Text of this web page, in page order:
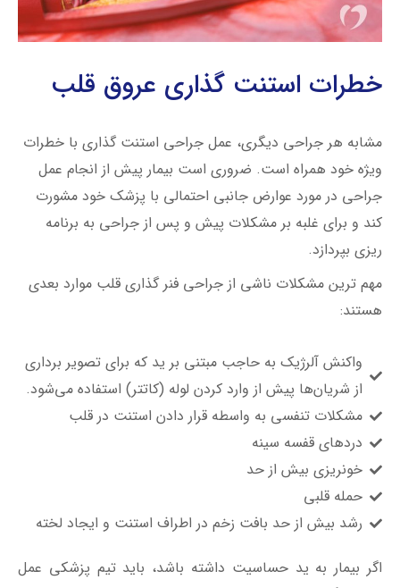
ویژه خود همراه است. ضروری است بیمار پیش از انجام عمل
جراحی در مورد عوارض جانبی احتمالی با پزشک خود مشورت
کند و برای غلبه بر مشکلات پیش و پس از جراحی به برنامه
ریزی بپردازد.
هستند:
واکنش آلرژیک به حاجب مبتنی بر ید که برای تصویر برداری
از شریان‌ها پیش از وارد کردن لوله (کاتتر) استفاده می‌شود.
مشکلات تنفسی به واسطه قرار دادن استنت در قلب
دردهای قفسه سینه
خونریزی بیش از حد
رشد بیش از حد بافت زخم در اطراف استنت و ایجاد لخته
اگر بیمار به ید حساسیت داشته باشد، باید تیم پزشکی عمل
استنت گذاری را پیش از انجام جراحی از موضوع مطلع کند. در
صورت وجود این مشکل، تیم پزشکی به برای تصویر برداری
گردش خون فرد به سراغ روش‌های تصویر برداری دیگری می‌رود
تا بدین ترتیب بتوانند موقعیت شریان باریک شده را تشخیص